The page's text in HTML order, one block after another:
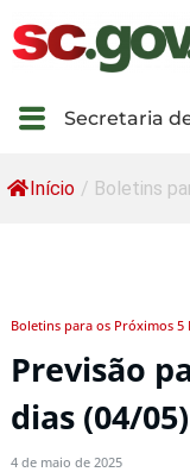
Secretaria
Início / Boletins
Boletins para os Próximos 5
Previsão
dias (04/05)
4 de maio de 2025